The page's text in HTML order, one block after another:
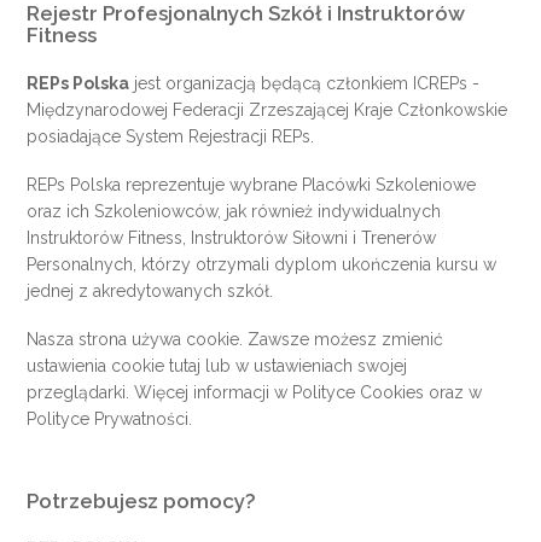
Rejestr Profesjonalnych Szkół i Instruktorów
Fitness
REPs Polska jest organizacją będącą członkiem ICREPs -
Międzynarodowej Federacji Zrzeszającej Kraje Członkowskie
posiadające System Rejestracji REPs.
REPs Polska reprezentuje wybrane Placówki Szkoleniowe
oraz ich Szkoleniowców, jak również indywidualnych
Instruktorów Fitness, Instruktorów Siłowni i Trenerów
Personalnych, którzy otrzymali dyplom ukończenia kursu w
jednej z akredytowanych szkół.
Nasza strona używa cookie. Zawsze możesz zmienić
ustawienia cookietutaj lub w ustawieniach swojej
przeglądarki. Więcej informacji w Polityce Cookies oraz w
Polityce Prywatności
Potrzebujesz pomocy?